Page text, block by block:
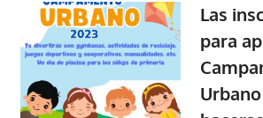
Las
para